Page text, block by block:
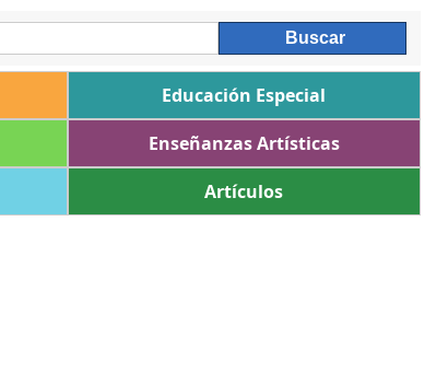
Educación Especial
Enseñanzas Artísticas
Artículos